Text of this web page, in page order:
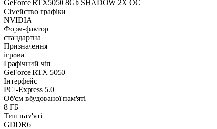
GeForce RTX5050 8Gb SHADOW 2X OC
Сімейство графіки
NVIDIA
Форм-фактор
стандартна
Призначення
ігрова
Графічний чіп
GeForce RTX 5050
Інтерфейс
PCI-Express 5.0
Об'єм вбудованої пам'яті
8 ГБ
Тип пам'яті
GDDR6